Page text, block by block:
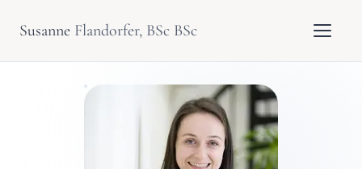
Susanne Flandorfer, BSc BSc